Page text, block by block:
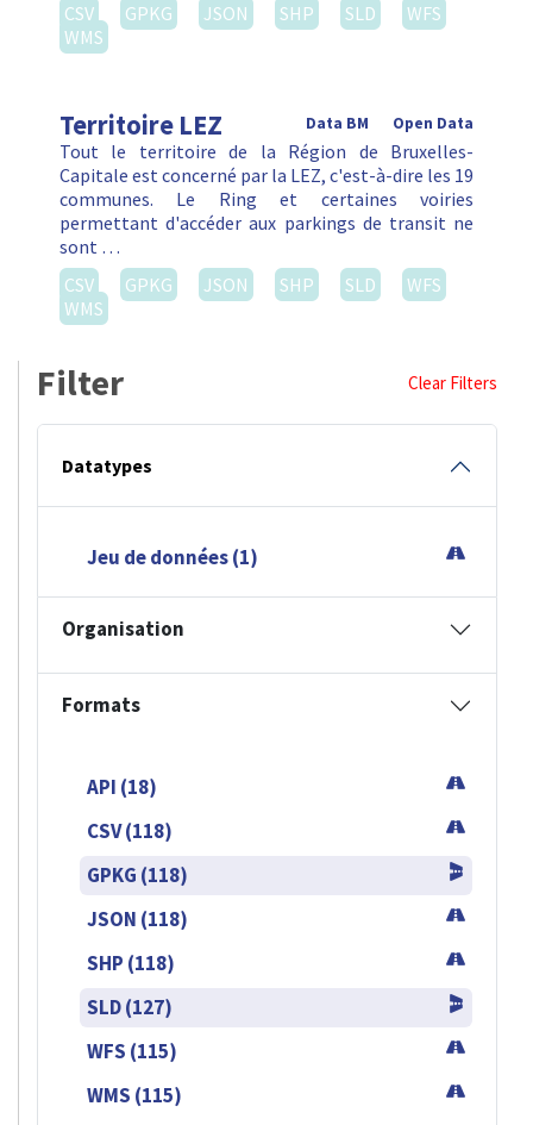
CSV
GPKG JSON SHP SLD
WFS
WMS
Territoire LEZ Open Data
Data BM
Tout le territoire de la Région de Bruxelles-
Capitale est concerné par la LEZ, c'est-à-dire les 19
communes. Le Ring et certaines voiries
permettant d'accéder aux parkings de transit ne
sont …
CSV
GPKG JSON SHP SLD
WFS
WMS
Filter Clear Filters
Datatypes
Jeu de données (1)
Organisation
Formats
API (18)
CSV (118)
GPKG (118)
JSON (118)
SHP (118)
SLD (127)
WFS (115)
WMS (115)